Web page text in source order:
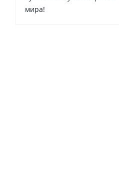
мира!